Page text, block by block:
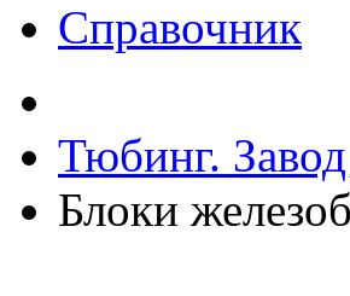
Справочник
Тюбинг.
Блоки